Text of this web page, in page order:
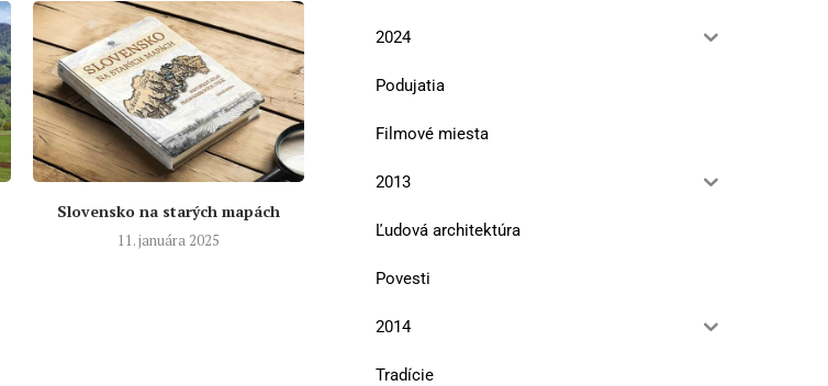
Slovensko na starých mapách
11. januára 2025
osade a jej ľuďoch
2024
Podujatia
Filmové miesta
2013
Ľudová architektúra
Povesti
2014
Tradície